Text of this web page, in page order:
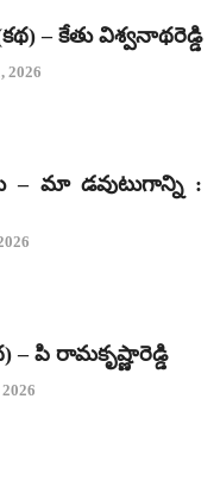
– కేతు విశ్వనాథరెడ్డి
2026
– మా డవుటుగాన్ని :
– పి రామకృష్ణారెడ్డి